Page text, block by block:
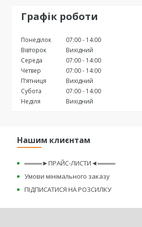
Графік роботи
Понеділок 07:00
14:00
Вівторок
Вихідний
Середа
07:00
14:00
Четвер
07:00
14:00
Пʼятниця
Вихідний
Субота
07:00
14:00
Неділя
Вихідний
Нашим клиєнтам
════►ПРАЙС-ЛИСТИ◄════
Умови мінімального заказу
ПІДПИСАТИСЯ НА РОЗСИЛКУ